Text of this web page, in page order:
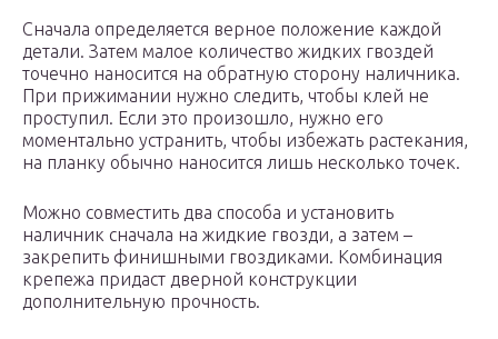
Сначала определяется верное положение каждой
детали. Затем малое количество жидких гвоздей
точечно наносится на обратную сторону наличника.
При прижимании нужно следить, чтобы клей не
проступил. Если это произошло, нужно его
моментально устранить, чтобы избежать растекания,
на планку обычно наносится лишь несколько точек.
Можно совместить два способа и установить
наличник сначала на жидкие гвозди, а затем –
закрепить финишными гвоздиками. Комбинация
крепежа придаст дверной конструкции
дополнительную прочность.